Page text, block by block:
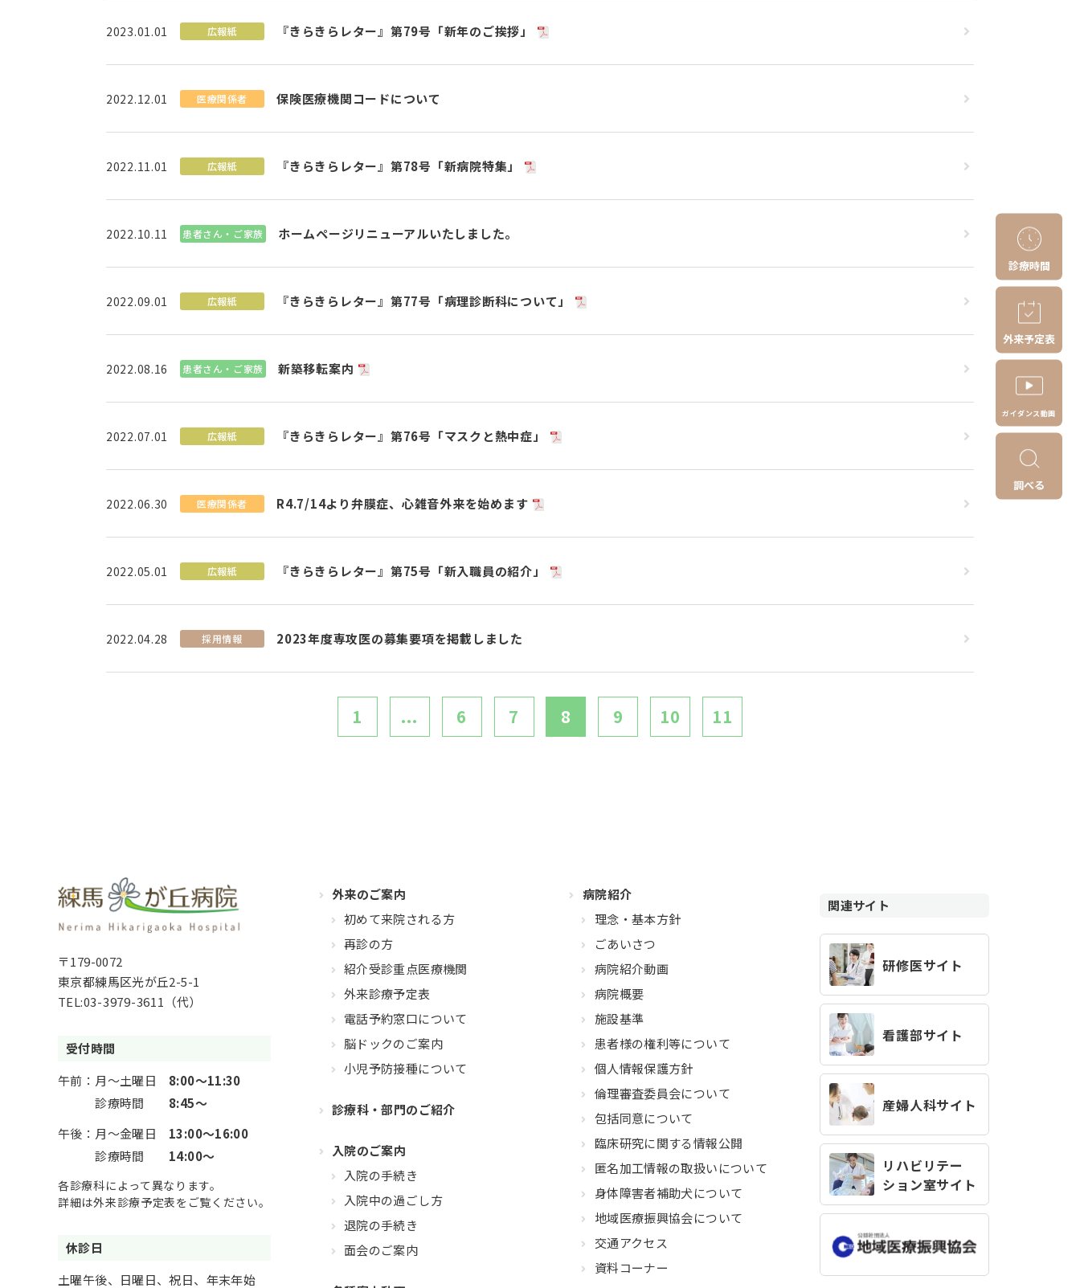
診療時間
外来予定表
ガイダンス動画
調べる
2023.01.01 広報紙 『きらきらレター』第79号「新年のご挨拶」
2022.12.01 医療関係者 保険医療機関コードについて
2022.11.01 広報紙 『きらきらレター』第78号「新病院特集」
2022.10.11 患者さん・ご家族 ホームページリニューアルいたしました。
2022.09.01 広報紙 『きらきらレター』第77号「病理診断科について」
2022.08.16 患者さん・ご家族 新築移転案内
2022.07.01 広報紙 『きらきらレター』第76号「マスクと熱中症」
2022.06.30 医療関係者 R4.7/14より弁膜症、心雑音外来を始めます
2022.05.01 広報紙 『きらきらレター』第75号「新入職員の紹介」
2022.04.28 採用情報 2023年度専攻医の募集要項を掲載しました
1 ... 6 7 8 9 10 11
〒179-0072
東京都練馬区光が丘2-5-1
TEL:03-3979-3611 （代）
受付時間
午前： 月～土曜日
診療時間
8:00～11:30
8:45～
午後： 月～金曜日
診療時間
13:00～16:00
14:00～
各診療科によって異なります。
詳細は外来診療予定表をご覧ください。
休診日
土曜午後、日曜日、祝日、年末年始
外来のご案内
初めて来院される方
再診の方
紹介受診重点医療機関
外来診療予定表
電話予約窓口について
脳ドックのご案内
小児予防接種について
診療科・部門のご紹介
入院のご案内
入院の手続き
入院中の過ごし方
退院の手続き
面会のご案内
病院紹介
理念・基本方針
ごあいさつ
病院紹介動画
病院概要
施設基準
患者様の権利等について
個人情報保護方針
倫理審査委員会について
包括同意について
臨床研究に関する情報公開
匿名加工情報の取扱いについて
身体障害者補助犬について
地域医療振興協会について
交通アクセス
資料コーナー
関連サイト
研修医サイト
看護部サイト
産婦人科サイト
リハビリテー
ション室サイト